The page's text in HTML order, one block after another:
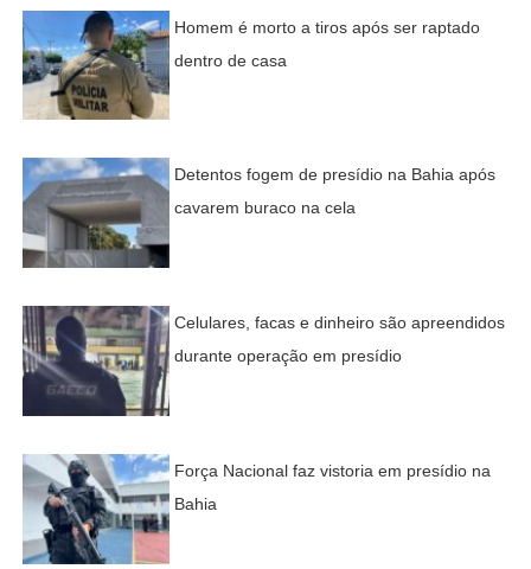
Homem é morto a tiros após ser raptado
dentro de casa
Detentos fogem de presídio na Bahia após
cavarem buraco na cela
Celulares, facas e dinheiro são apreendidos
durante operação em presídio
Força Nacional faz vistoria em presídio na
Bahia